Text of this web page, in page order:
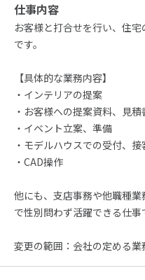
仕事内容
お客様と打合せを行い、住
です。
【具体的な業務内容】
・インテリアの提案
・お客様への提案資料、見積
・イベント立案、準備
・モデルハウスでの受付、
・CAD操作
他にも、支店事務や他職種
で性別問わず活躍できる仕事
変更の範囲：会社の定める業